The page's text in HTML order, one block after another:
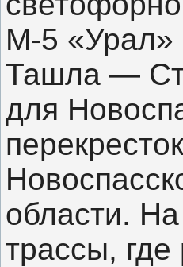
М-5 «Урал»
Ташла —
для
области.
трассы,